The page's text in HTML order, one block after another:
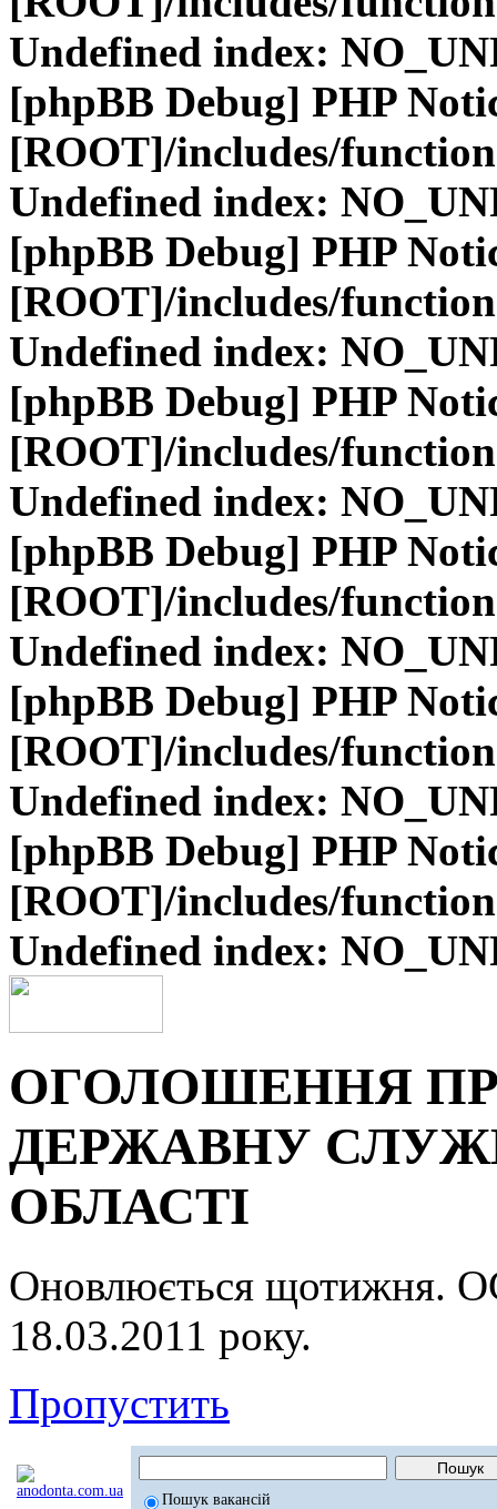
Undefined index:
[phpBB Debug] PHP
[ROOT]/includes/
Undefined index:
[phpBB Debug] PHP
[ROOT]/includes/
Undefined index:
[phpBB Debug] PHP
[ROOT]/includes/
Undefined index:
[phpBB Debug] PHP
[ROOT]/includes/
Undefined index:
[phpBB Debug] PHP
[ROOT]/includes/
Undefined index:
[phpBB Debug] PHP
[ROOT]/includes/
Undefined index:
ОГОЛОШЕННЯ
ДЕРЖАВНУ
ОБЛАСТІ
Оновлюється
18.03.2011 року.
Пропустить
Пошук вакансій